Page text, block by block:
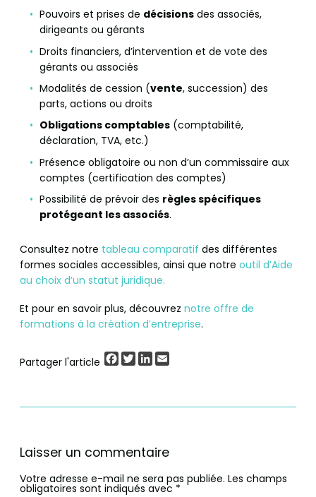
Pouvoirs et prises de décisions des associés,
dirigeants ou gérants
Droits financiers, d’intervention et de vote des
gérants ou associés
Modalités de cession (vente, succession) des
parts, actions ou droits
Obligations comptables (comptabilité,
déclaration, TVA, etc.)
Présence obligatoire ou non d’un commissaire aux
comptes (certification des comptes)
Possibilité de prévoir des règles spécifiques
protégeant les associés.
Consultez notre tableau comparatif des différentes
formes sociales accessibles, ainsi que notre outil d’Aide
au choix d’un statut juridique.
Et pour en savoir plus, découvrez notre offre de
formations à la création d’entreprise.
Partager l'article Facebook
TwitterLinkedIn
Laisser un commentaire
Votre adresse e-mail ne sera pas publiée. Les champs
obligatoires sont indiqués avec *